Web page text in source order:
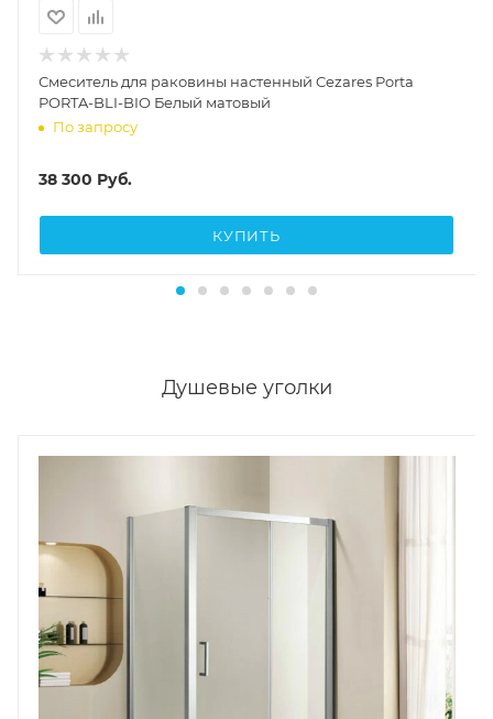
Смеситель для раковины настенный Cezares Porta
PORTA-BLI-BIO Белый матовый
По запросу
38 300 Руб.
КУПИТЬ
Душевые уголки